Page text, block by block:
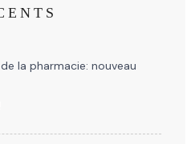
la pharmacie: nouveau